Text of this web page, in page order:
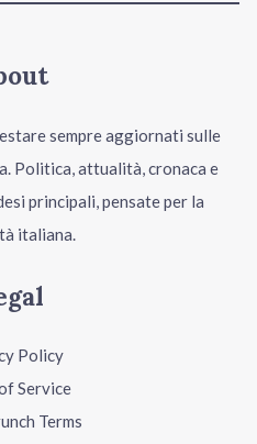
sempre aggiornati sulle
Politica, attualità, cronaca e
principali, pensate per la
italiana.
Policy
Service
Terms